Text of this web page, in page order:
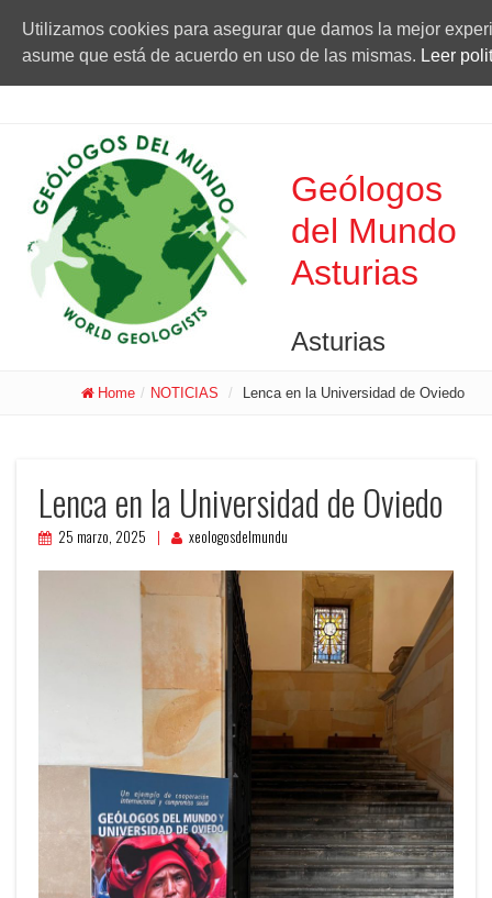
Geólogos
del Mundo
Asturias
Asturias
Home / NOTICIAS / Lenca en la Universidad de Oviedo
Lenca en la Universidad de Oviedo
25 marzo, 2025 xeologosdelmundu
Utilizamos cookies para asegurar que damos la mejor
asume que está de acuerdo en uso de las mismas. Leer